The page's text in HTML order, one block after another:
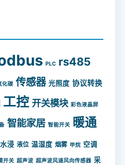
PLC rs485
化碳 传感器 光照度 协议转换
工控 开关模块 彩色液晶屏
智能家居 智能开关 暖通
水浸 液位 温湿度 烟雾 甲烷 空调
开关 超声波 超声波风速风向传感器 采